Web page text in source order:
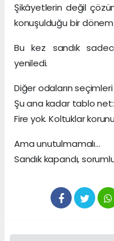
Şikâyetlerin değil
konuşulduğu bir
Bu kez sandık
yeniledi.
Diğer odaların
Şu ana kadar tablo net:
Fire yok. Koltuklar
Ama unutulmamalı…
Sandık kapandı,